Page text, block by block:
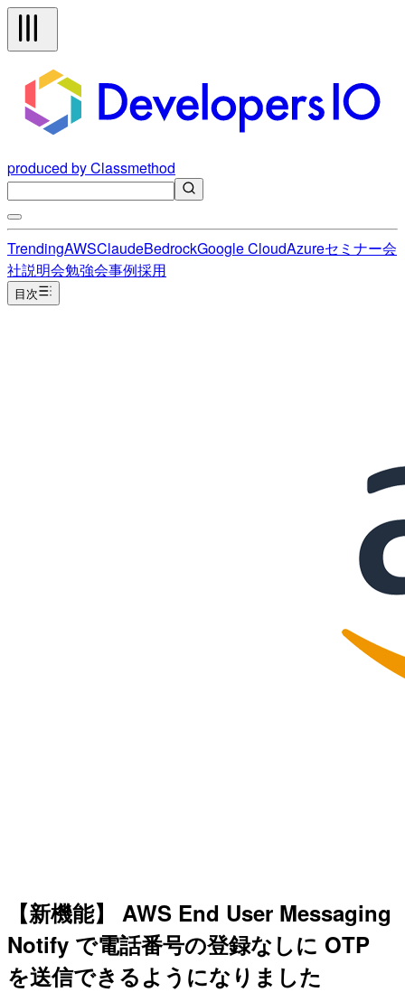
produced by Classmethod
TrendingAWSClaudeBedrockGoogle CloudAzureセミナー会
社説明会勉強会事例採用
目次
【新機能】 AWS End User Messaging
Notify で電話番号の登録なしに OTP
を送信できるようになりました